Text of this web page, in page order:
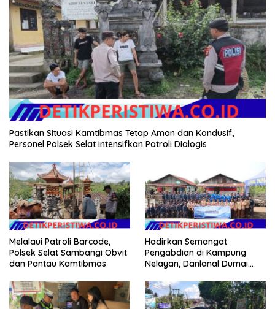
Pastikan Situasi Kamtibmas Tetap Aman dan Kondusif,
Personel Polsek Selat Intensifkan Patroli Dialogis
Melalaui Patroli Barcode,
Polsek Selat Sambangi Obvit
dan Pantau Kamtibmas
Hadirkan Semangat
Pengabdian di Kampung
Nelayan, Danlanal Dumai
Bersih Pantai